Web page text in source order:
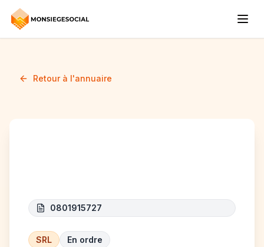
Retour à l'annuaire
0801915727
SRL
En ordre